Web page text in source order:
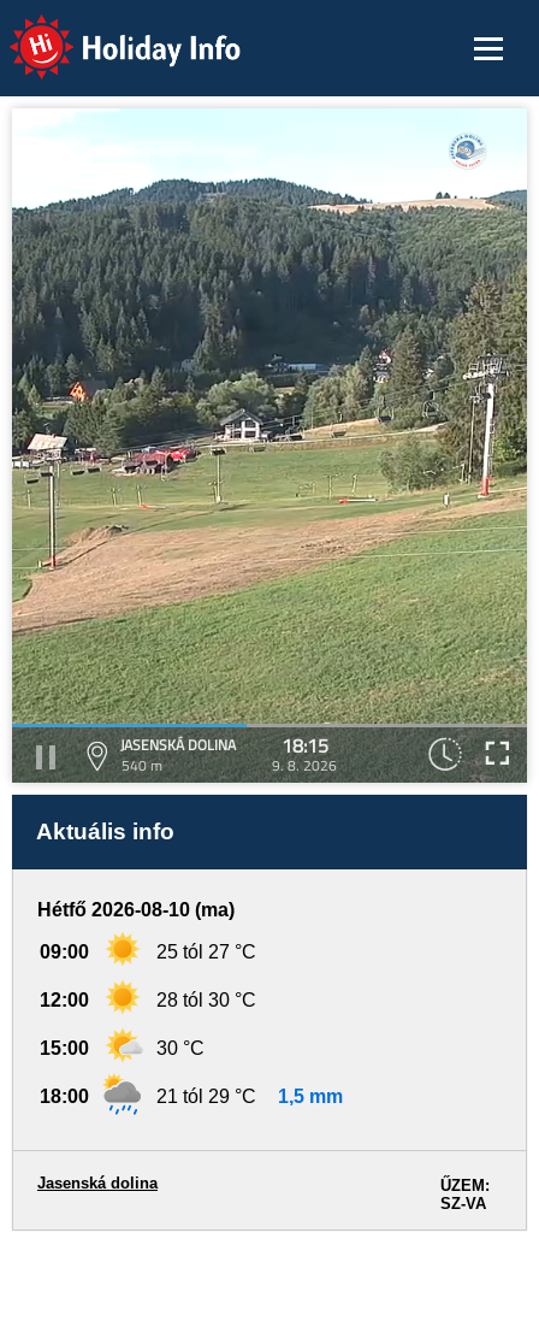
Holiday Info
JASENSKÁ DOLINA
540 m
18:15
9. 8. 2026
Aktuális info
Hétfő 2026-08-10 (ma)
09:00 25 tól 27 °C
12:00 28 tól 30 °C
15:00 30 °C
18:00 21 tól 29 °C 1,5 mm
ŰZEM:
SZ-VA
Jasenská dolina